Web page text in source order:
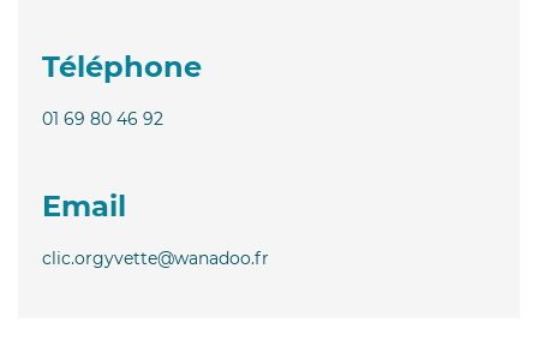
Téléphone
01 69 80 46 92
Email
clic.orgyvette@wanadoo.fr